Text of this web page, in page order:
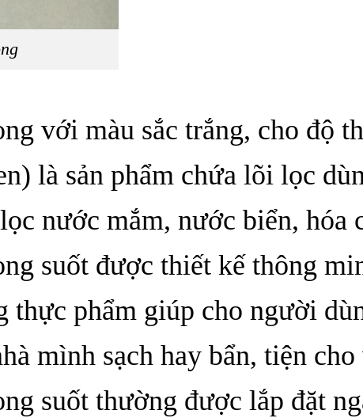
với màu sắc trắng, cho độ
là sản phẩm chứa lõi lọc
nước mắm, nước biển,
suốt được thiết kế thông
thực phẩm giúp cho người
mình sạch hay bẩn, tiện
suốt thường được lắp đặt